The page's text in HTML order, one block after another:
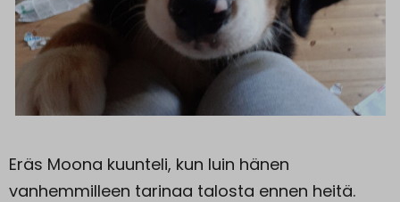
Eräs Moona kuunteli, kun luin hänen
vanhemmilleen tarinaa talosta ennen heitä.